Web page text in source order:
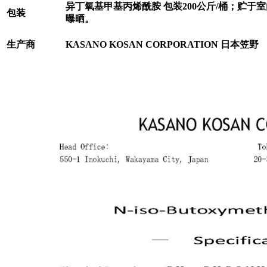
包装
异丁氧基甲基丙烯酰胺 包装200公斤/桶；贮于
曝晒。
生产商 KASANO KOSAN CORPORATION 日本笠野